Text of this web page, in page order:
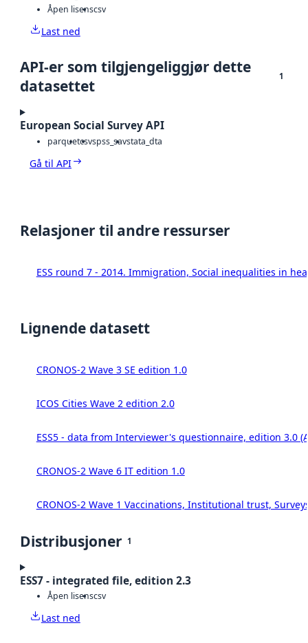
Åpen lisenscsv
Last ned
API-er som tilgjengeliggjør dette
datasettet
1
European Social Survey API
parquetcsvspss_savstata_dta
Gå til API
Relasjoner til andre ressurser
ESS round 7 - 2014. Immigration, Social inequalities in
Lignende datasett
CRONOS-2 Wave 3 SE edition 1.0
ICOS Cities Wave 2 edition 2.0
ESS5 - data from Interviewer's questionnaire, edition 3.0
CRONOS-2 Wave 6 IT edition 1.0
CRONOS-2 Wave 1 Vaccinations, Institutional trust,
Distribusjoner 1
ESS7 - integrated file, edition 2.3
Åpen lisenscsv
Last ned